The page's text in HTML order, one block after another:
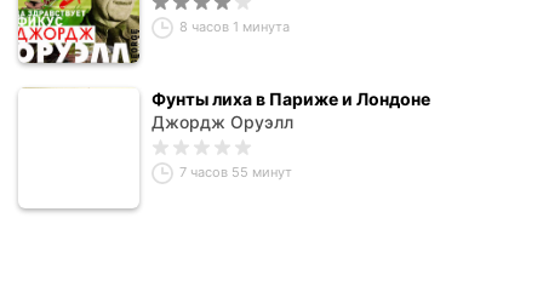
8 часов 1 минута
Фунты лиха в Париже и Лондоне
Джордж Оруэлл
7 часов 55 минут